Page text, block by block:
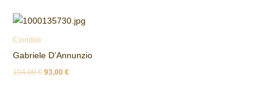
Ciondoli
Gabriele D’Annunzio
104,00€ 93,00€